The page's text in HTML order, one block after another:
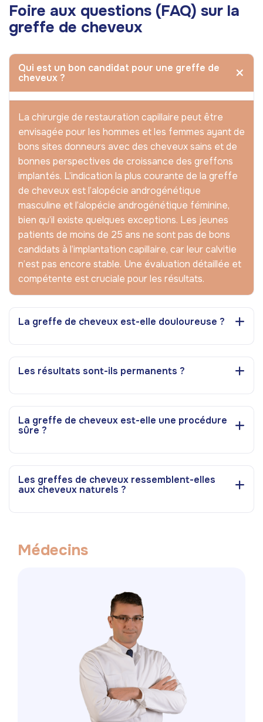
Foire aux questions (FAQ) sur la
greffe de cheveux
Qui est un bon candidat pour une greffe de
cheveux ?
La chirurgie de restauration capillaire peut être
envisagée pour les hommes et les femmes ayant de
bons sites donneurs avec des cheveux sains et de
bonnes perspectives de croissance des greffons
implantés. L’indication la plus courante de la greffe
de cheveux est l’alopécie androgénétique
masculine et l’alopécie androgénétique féminine,
bien qu’il existe quelques exceptions. Les jeunes
patients de moins de 25 ans ne sont pas de bons
candidats à l’implantation capillaire, car leur calvitie
n’est pas encore stable. Une évaluation détaillée et
compétente est cruciale pour les résultats.
La greffe de cheveux est-elle douloureuse ?
Les résultats sont-ils permanents ?
La greffe de cheveux est-elle une procédure
sûre ?
Les greffes de cheveux ressemblent-elles
aux cheveux naturels ?
Médecins